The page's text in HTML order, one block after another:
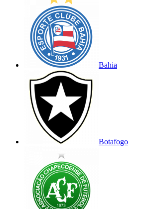
Bahia
Botafogo